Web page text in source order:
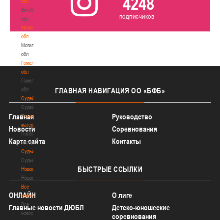
Витебская
обл
Могилевская
обл
Могилевская
обл
Гомельская
обл
Гомельская
обл
Судейство
Судейство
Полезные
материалы
Полезные
материалы
Судьи
Судьи
Новости
Новости
Все
новости
Все
новости
подписчиков
ГЛАВНАЯ НАВИГАЦИЯ ОО «БФБ»
Главная
Руководство
Новости
Соревнования
Карта сайта
Контакты
БЫСТРЫЕ ССЫЛКИ
ОНЛАЙН
О лиге
Главные новости ДЮБЛ
Детско-юношеские
соревнования